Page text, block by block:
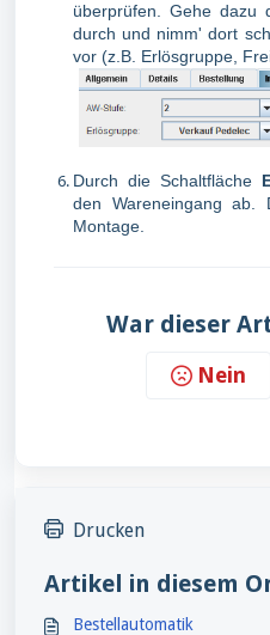
überprüfen. Gehe dazu
durch und nimm' dort
vor (z.B. Erlösgruppe,
Durch die Schaltfläche
den Wareneingang
Montage.
War dieser
Nein
Drucken
Artikel in diesem
Bestellautomatik